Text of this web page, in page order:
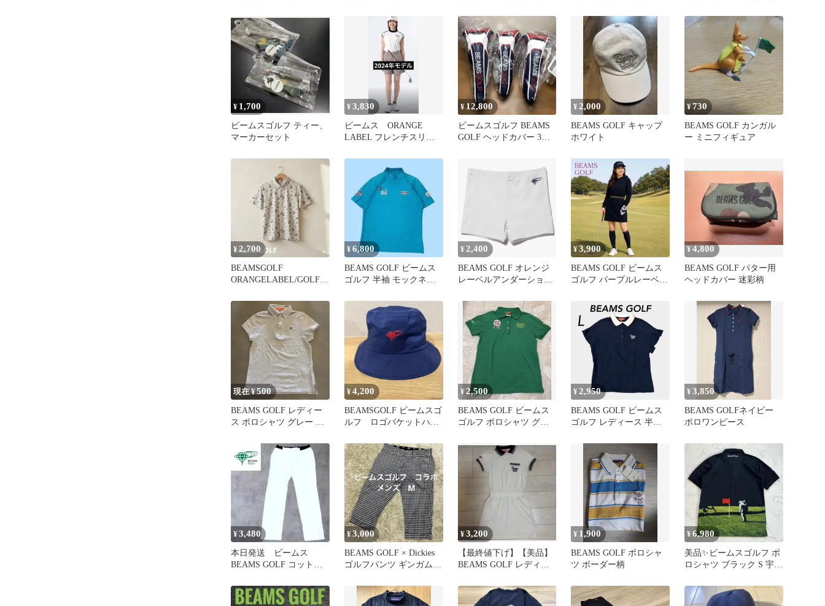
ラック系）
¥ 1,700
ビームスゴルフ ティー、
マーカーセット
¥3,830
ビームス ORANGE
LABEL フレンチスリー
ク S
¥ 12,800
ビームスゴルフ BEAMS
GOLF ヘッドカバー 3点
¥ 2,000
BEAMS GOLF キャップ
ホワイト
¥730
BEAMS GOLF カンガル
ー ミニフィギュア
¥2,700
BEAMSGOLF
ORANGELABEL/GOLFプ
¥6,800
BEAMS GOLF ビームス
ゴルフ 半袖 モックネッ
¥ 2,400
BEAMS GOLF オレンジ
レーベルアンダーショー
¥3,900
BEAMS GOLF ビームス
ゴルフ パープルレーベル
¥4,800
BEAMS GOLF パター用
ヘッドカバー 迷彩柄
現在 ¥500
BEAMS GOLF レディー
ス ポロシャツ グレー サ
¥4,200
BEAMSGOLF ビームスゴ
ルフ ロゴバケットハッ
¥2,500
BEAMS GOLF ビームス
ゴルフ ポロシャツ グリ
¥2,950
BEAMS GOLF ビームス
ゴルフ レディース 半袖
ア フリル 刺繍ロゴ 83-
02-0200-684 日本製 ネイ
ビー系 (H008)★
¥3,850
BEAMS GOLFネイビー
ポロワンピース
¥3,480
本日発送 ビームス
BEAMS GOLF コット
フ パンツ
¥3,000
BEAMS GOLF × Dickies
ゴルフパンツ ギンガムチ
¥3,200
【最終値下げ】【美品】
BEAMS GOLF レディー
¥ 1,900
BEAMS GOLF ポロシャ
ツ ボーダー柄
¥6,980
美品✨ビームスゴルフ ポ
ロシャツ ブラック S 宇宙